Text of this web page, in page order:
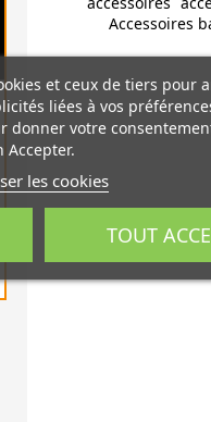
Accessoires
et ceux de tiers pour
liées à vos
donner votre
les cookies
TOUT